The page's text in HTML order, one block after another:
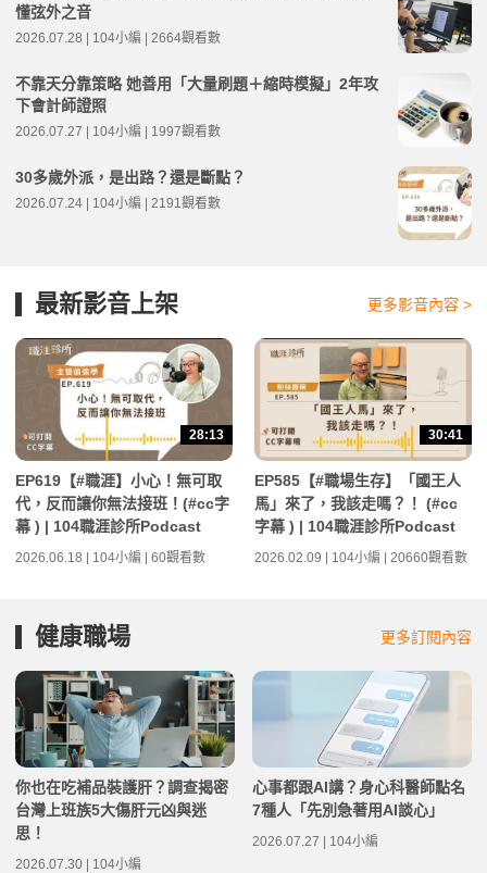
懂弦外之音
2026.07.28 | 104小編 | 2664觀看數
不靠天分靠策略 她善用「大量刷題＋縮時模擬」2年攻
下會計師證照
2026.07.27 | 104小編 | 1997觀看數
30多歲外派，是出路？還是斷點？
2026.07.24 | 104小編 | 2191觀看數
最新影音上架 更多影音內容 >
28:13
EP619【#職涯】小心！無可取
代，反而讓你無法接班！(#cc字
幕 ) | 104職涯診所Podcast
2026.06.18 | 104小編 | 60觀看數
30:41
EP585【#職場生存】「國王人
馬」來了，我該走嗎？！ (#cc
字幕 ) | 104職涯診所Podcast
2026.02.09 | 104小編 | 20660觀看數
健康職場 更多訂閱內容
你也在吃補品裝護肝？調查揭密
台灣上班族5大傷肝元凶與迷
思！
2026.07.30 | 104小編
心事都跟AI講？身心科醫師點名
7種人「先別急著用AI談心」
2026.07.27 | 104小編